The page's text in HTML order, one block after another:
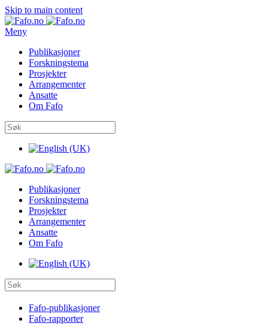
Skip to main content
Meny
Publikasjoner
Forskningstema
Prosjekter
Arrangementer
Ansatte
Om Fafo
Publikasjoner
Forskningstema
Prosjekter
Arrangementer
Ansatte
Om Fafo
Fafo-publikasjoner
Fafo-rapporter